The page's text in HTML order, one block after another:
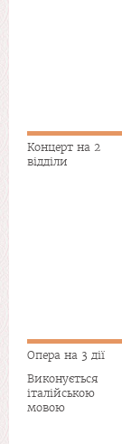
Концерт на 2
відділи
Опера на 3 дії
Виконується
італійською
мовою